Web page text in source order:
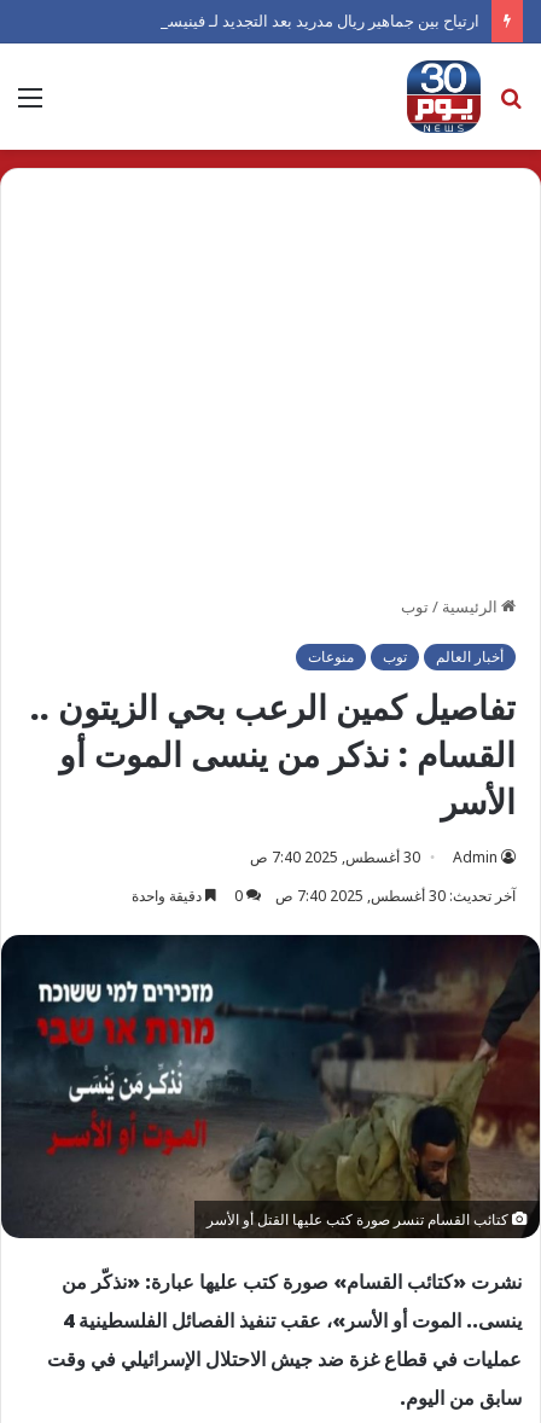
ارتياح بين جماهير ريال مدريد بعد التجديد لـ فينيسيوس
بحث
عن
الرئيسية /توب
أخبار العالم توب منوعات
تفاصيل كمين الرعب بحي الزيتون ..
القسام : نذكر من ينسى الموت أو
الأسر
Admin
30 أغسطس, 2025 7:40 ص
آخر تحديث: 30 أغسطس, 2025 7:40 ص
0 دقيقة واحدة
كتائب القسام تنسر صورة كتب عليها القتل أو الأسر
نشرت «كتائب القسام» صورة كتب عليها عبارة: «نذكّر من
ينسى.. الموت أو الأسر»، عقب تنفيذ الفصائل الفلسطينية 4
عمليات في قطاع غزة ضد جيش الاحتلال الإسرائيلي في وقت
سابق من اليوم.